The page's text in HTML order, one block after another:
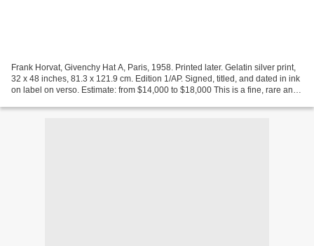
Frank Horvat, Givenchy Hat A, Paris, 1958. Printed later. Gelatin silver print,
32 x 48 inches, 81.3 x 121.9 cm. Edition 1/AP. Signed, titled, and dated in ink
on label on verso. Estimate: from $14,000 to $18,000 This is a fine, rare and